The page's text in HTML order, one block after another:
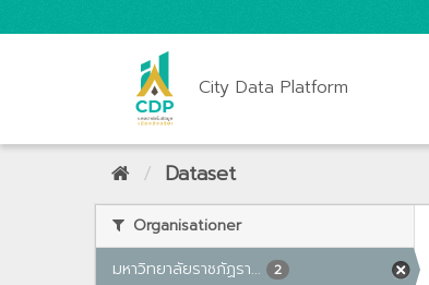
City Data Platform
Dataset
Organisationer
มหาวิทยาลัยราชภัฏรา...
2